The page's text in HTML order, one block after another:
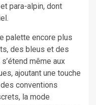
para-alpin, dont
palette encore plus
des bleus et des
même aux
ajoutant une touche
conventions
la mode